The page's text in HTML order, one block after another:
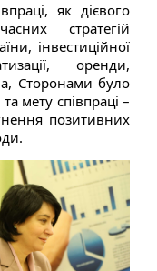
як дієвого
стратегій
інвестиційної
оренди,
Сторонами було
мету співпраці –
позитивних